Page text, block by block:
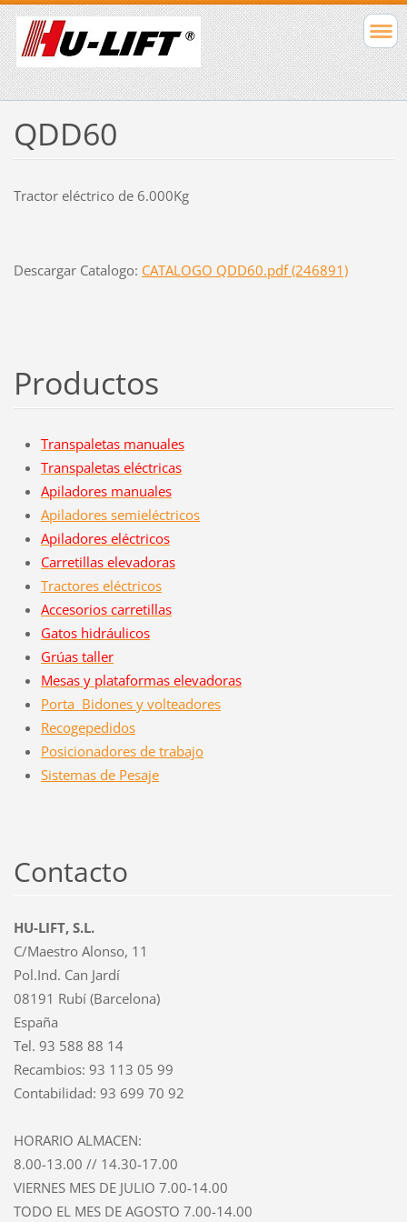
QDD60
Tractor eléctrico de 6.000Kg
Descargar Catalogo: CATALOGO QDD60.pdf (246891)
Productos
Transpaletas manuales
Transpaletas eléctricas
Apiladores manuales
Apiladores semieléctricos
Apiladores eléctricos
Carretillas elevadoras
Tractores eléctricos
Accesorios carretillas
Gatos hidráulicos
Grúas taller
Mesas y plataformas elevadoras
Porta Bidones y volteadores
Recogepedidos
Posicionadores de trabajo
Sistemas de Pesaje
Contacto
HU-LIFT, S.L.
C/Maestro Alonso, 11
Pol.Ind. Can Jardí
08191 Rubí (Barcelona)
España
Tel. 93 588 88 14
Recambios: 93 113 05 99
Contabilidad: 93 699 70 92
HORARIO ALMACEN:
8.00-13.00 // 14.30-17.00
VIERNES MES DE JULIO 7.00-14.00
TODO EL MES DE AGOSTO 7.00-14.00